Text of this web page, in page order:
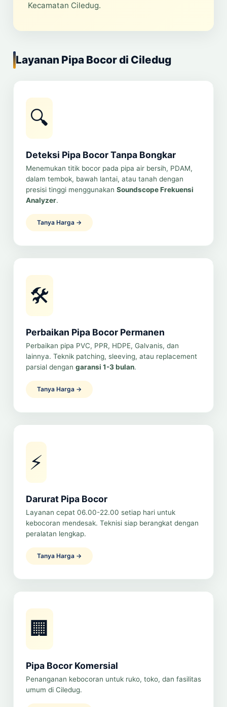
Kecamatan Ciledug.
Layanan Pipa Bocor di Ciledug
🔍
Deteksi Pipa Bocor Tanpa Bongkar
Menemukan titik bocor pada pipa air bersih, PDAM,
dalam tembok, bawah lantai, atau tanah dengan
presisi tinggi menggunakan Soundscope Frekuensi
Analyzer.
Tanya Harga →
🛠️
Perbaikan Pipa Bocor Permanen
Perbaikan pipa PVC, PPR, HDPE, Galvanis, dan
lainnya. Teknik patching, sleeving, atau replacement
parsial dengan garansi 1-3 bulan.
Tanya Harga →
⚡
Darurat Pipa Bocor
Layanan cepat 06.00-22.00 setiap hari untuk
kebocoran mendesak. Teknisi siap berangkat dengan
peralatan lengkap.
Tanya Harga →
🏢
Pipa Bocor Komersial
Penanganan kebocoran untuk ruko, toko, dan fasilitas
umum di Ciledug.